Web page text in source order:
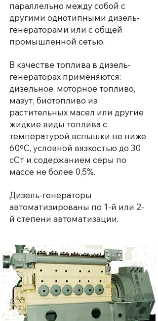
параллельно между собой с
другими однотипными дизель-
генераторами или с общей
промышленной сетью.
В качестве топлива в дизель-
генераторах применяются:
дизельное, моторное топливо,
мазут, биотопливо из
растительных масел или другие
жидкие виды топлива с
температурой вспышки не ниже
60ºС, условной вязкостью до 30
сСт и содержанием серы по
массе не более 0,5%.
Дизель-генераторы
автоматизированы по 1-й или 2-
й степени автоматизации.